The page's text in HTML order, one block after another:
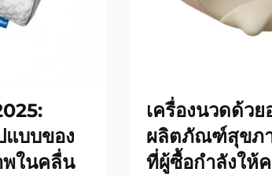
บบของ
พในคลื่น
เครื่องนวดด้ว
ผลิตภัณฑ์สุขภ
ที่ผู้ซื้อกำลังให้